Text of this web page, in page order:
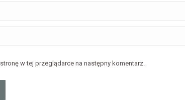
w tej przeglądarce na następny komentarz.